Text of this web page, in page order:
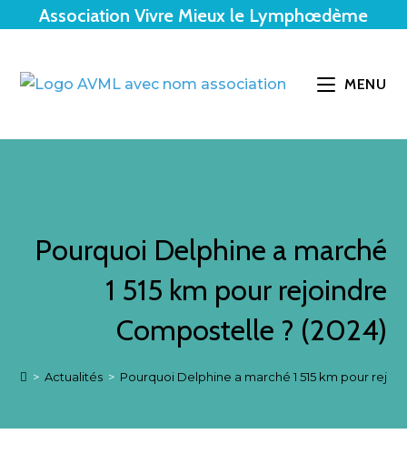
Association Vivre Mieux le Lymphœdème
MENU
Pourquoi Delphine a marché
1 515 km pour rejoindre
Compostelle ? (2024)
> Actualités > Pourquoi Delphine a marché 1 515 km pour